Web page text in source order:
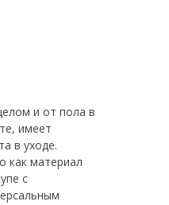
и от пола в
имеет
в уходе.
как материал
с